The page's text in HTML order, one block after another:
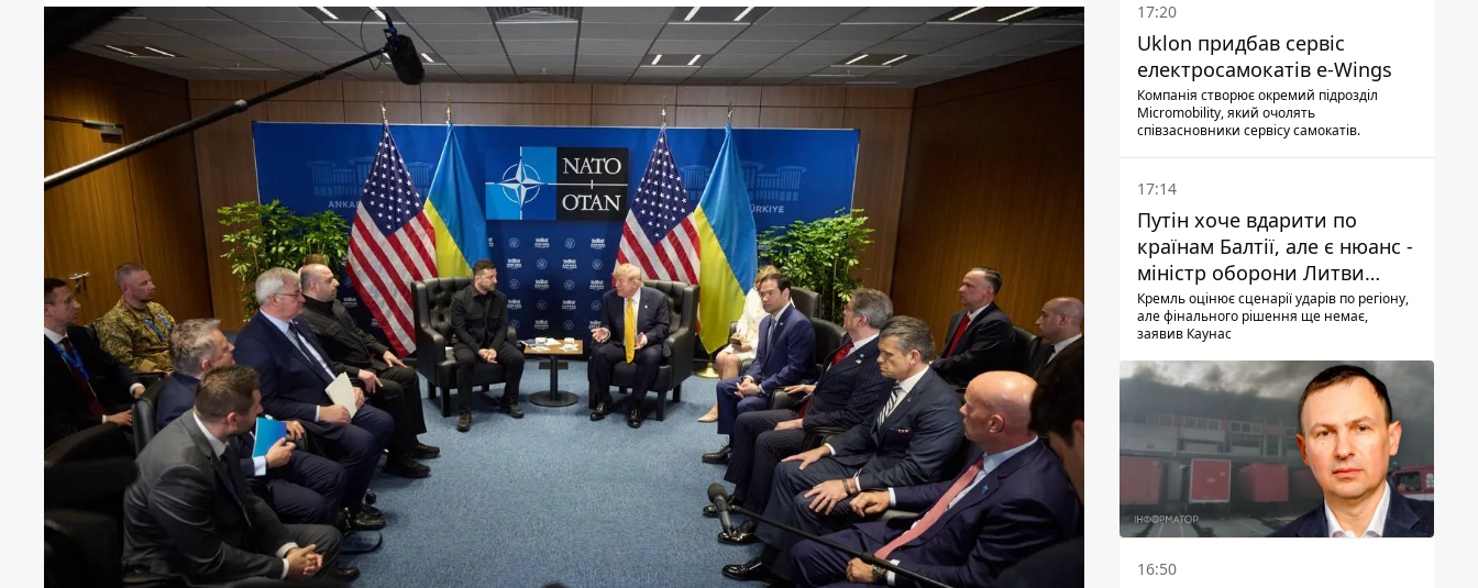
17:20
Uklon придбав сервіс
електросамокатів e-Wings
Компанія створює окремий підрозділ
Micromobility, який очолять
співзасновники сервісу самокатів.
17:14
Путін хоче вдарити по
країнам Балтії, але є нюанс -
міністр оборони Литви
зробив заяву
Кремль оцінює сценарії ударів по регіону,
але фінального рішення ще немає,
заявив Каунас
16:50